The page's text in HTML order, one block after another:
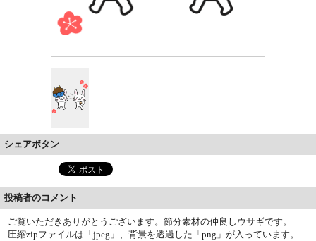
シェアボタン
投稿者のコメント
ご覧いただきありがとうございます。節分素材の仲良しウサギです。
圧縮zipファイルは「jpeg」、背景を透過した「png」が入っています。